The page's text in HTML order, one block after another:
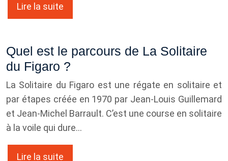
Lire la suite
Quel est le parcours de La Solitaire
du Figaro ?
La Solitaire du Figaro est une régate en solitaire et
par étapes créée en 1970 par Jean-Louis Guillemard
et Jean-Michel Barrault. C’est une course en solitaire
à la voile qui dure…
Lire la suite